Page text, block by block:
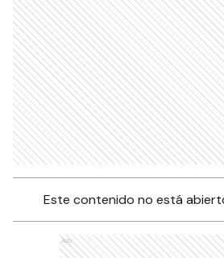
Este contenido no está
Ads